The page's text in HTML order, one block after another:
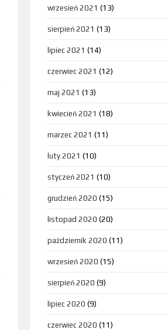
wrzesień 2021 (13)
sierpień 2021 (13)
lipiec 2021 (14)
czerwiec 2021 (12)
maj 2021 (13)
kwiecień 2021 (18)
marzec 2021 (11)
luty 2021 (10)
styczeń 2021 (10)
grudzień 2020 (15)
listopad 2020 (20)
październik 2020 (11)
wrzesień 2020 (15)
sierpień 2020 (9)
lipiec 2020 (9)
czerwiec 2020 (11)